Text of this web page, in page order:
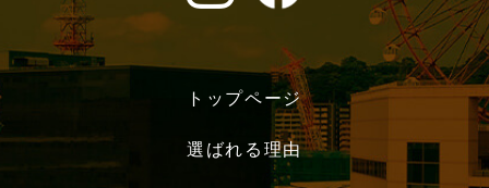
トップページ
選ばれる理由